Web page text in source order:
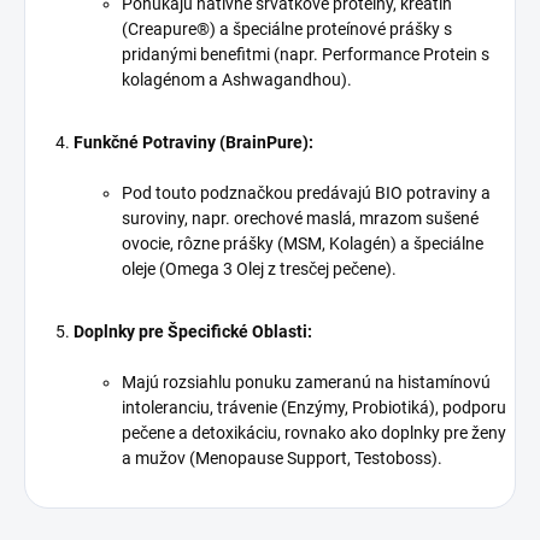
(Creapure®) a špeciálne proteínové prášky s
pridanými benefitmi (napr. Performance Protein s
kolagénom a Ashwagandhou).
Funkčné Potraviny (BrainPure):
Pod touto podznačkou predávajú BIO potraviny a
suroviny, napr. orechové maslá, mrazom sušené
ovocie, rôzne prášky (MSM, Kolagén) a špeciálne
oleje (Omega 3 Olej z tresčej pečene).
Doplnky pre Špecifické Oblasti:
Majú rozsiahlu ponuku zameranú na histamínovú
intoleranciu, trávenie (Enzýmy, Probiotiká), podporu
pečene a detoxikáciu, rovnako ako doplnky pre ženy
a mužov (Menopause Support, Testoboss).